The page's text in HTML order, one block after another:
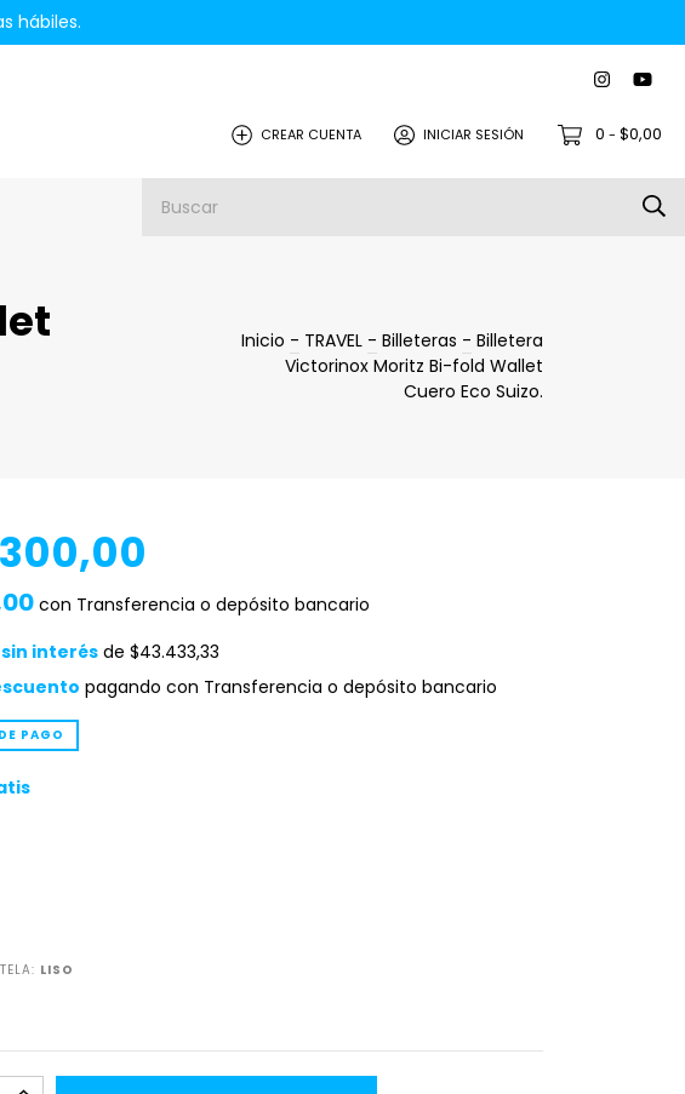
hábiles.
CREAR CUENTA INICIAR SESIÓN 0 - $0,00
Inicio - TRAVEL - Billeteras - Billetera
Victorinox Moritz Bi-fold Wallet
Cuero Eco Suizo.
con Transferencia o depósito bancario
interésde $43.433,33
pagando con Transferencia o depósito bancario
PAGO
LISO